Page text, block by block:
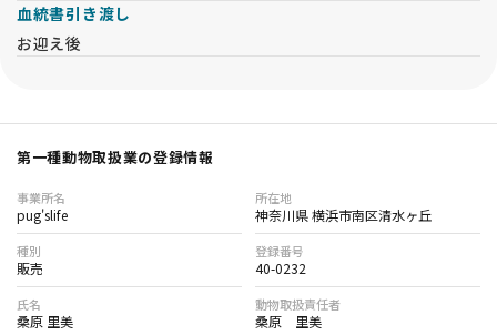
血統書引き渡し
お迎え後
第一種動物取扱業の登録情報
事業所名
pug'slife
所在地
神奈川県 横浜市南区清水ヶ丘
種別
販売
登録番号
40-0232
氏名
桑原 里美
動物取扱責任者
桑原 里美